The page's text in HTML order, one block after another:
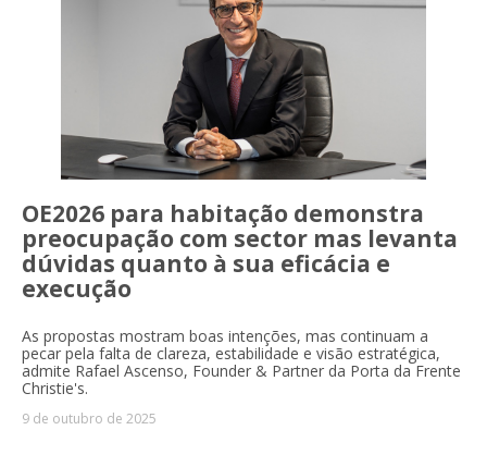
OE2026 para habitação demonstra
preocupação com sector mas levanta
dúvidas quanto à sua eficácia e
execução
As propostas mostram boas intenções, mas continuam a
pecar pela falta de clareza, estabilidade e visão estratégica,
admite Rafael Ascenso, Founder & Partner da Porta da Frente
Christie's.
9 de outubro de 2025